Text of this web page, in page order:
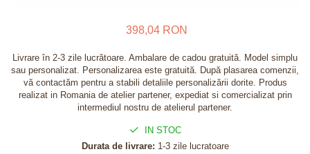
398,04 RON
Livrare în 2-3 zile lucrătoare. Ambalare de cadou gratuită. Model simplu
sau personalizat. Personalizarea este gratuită. După plasarea comenzii,
vă contactăm pentru a stabili detaliile personalizării dorite. Produs
realizat in Romania de atelier partener, expediat si comercializat prin
intermediul nostru de atelierul partener.
IN STOC
Durata de livrare: 1-3 zile lucratoare